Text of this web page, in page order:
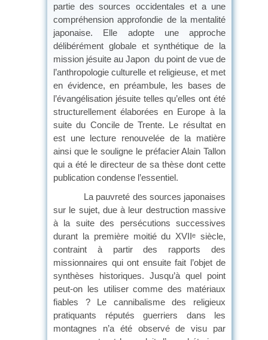
partie des sources occidentales et a une
compréhension approfondie de la mentalité
japonaise. Elle adopte une approche
délibérément globale et synthétique de la
mission jésuite au Japon du point de vue de
l’anthropologie culturelle et religieuse, et met
en évidence, en préambule, les bases de
l’évangélisation jésuite telles qu’elles ont été
structurellement élaborées en Europe à la
suite du Concile de Trente. Le résultat en
est une lecture renouvelée de la matière
ainsi que le souligne le préfacier Alain Tallon
qui a été le directeur de sa thèse dont cette
publication condense l’essentiel.
La pauvreté des sources japonaises
sur le sujet, due à leur destruction massive
à la suite des persécutions successives
durant la première moitié du XVIIe
siècle,
contraint à partir des rapports des
missionnaires qui ont ensuite fait l’objet de
synthèses historiques. Jusqu’à quel point
peut-on les utiliser comme des matériaux
fiables ? Le cannibalisme des religieux
pratiquants réputés guerriers dans les
montagnes n’a été observé de visu par